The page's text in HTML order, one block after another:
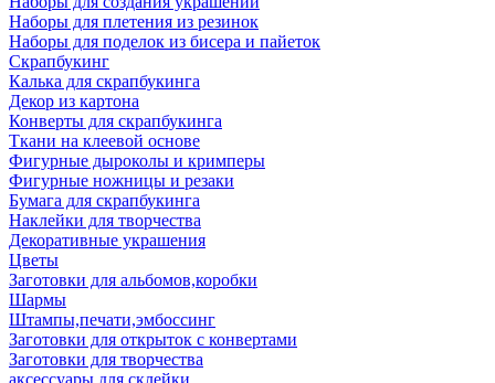
Наборы для плетения из резинок
Наборы для поделок из бисера и пайеток
Скрапбукинг
Калька для скрапбукинга
Декор из картона
Конверты для скрапбукинга
Ткани на клеевой основе
Фигурные дыроколы и кримперы
Фигурные ножницы и резаки
Бумага для скрапбукинга
Наклейки для творчества
Декоративные украшения
Цветы
Заготовки для альбомов,коробки
Шармы
Штампы,печати,эмбоссинг
Заготовки для открыток с конвертами
Заготовки для творчества
аксессуары для склейки